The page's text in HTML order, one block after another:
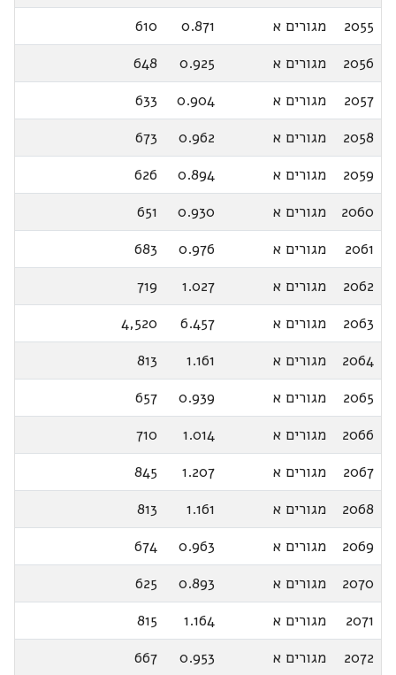
2055
מגורים א 0.871
610
2056
מגורים א 0.925
648
2057
מגורים א 0.904
633
2058
מגורים א 0.962
673
2059
מגורים א 0.894
626
2060
מגורים א 0.930
651
2061
מגורים א 0.976
683
2062
מגורים א 1.027
719
2063
מגורים א 6.457
4,520
2064
מגורים א 1.161
813
2065
מגורים א 0.939
657
2066
מגורים א 1.014
710
2067
מגורים א 1.207
845
2068
מגורים א 1.161
813
2069
מגורים א 0.963
674
2070
מגורים א 0.893
625
2071
מגורים א 1.164
815
2072
מגורים א 0.953
667